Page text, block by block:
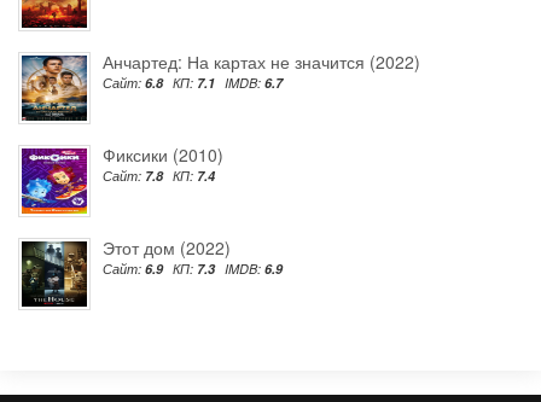
Анчартед: На картах не значится (2022)
Сайт: 6.8 КП: 7.1 IMDB: 6.7
Фиксики (2010)
Сайт: 7.8 КП: 7.4
Этот дом (2022)
Сайт: 6.9 КП: 7.3 IMDB: 6.9